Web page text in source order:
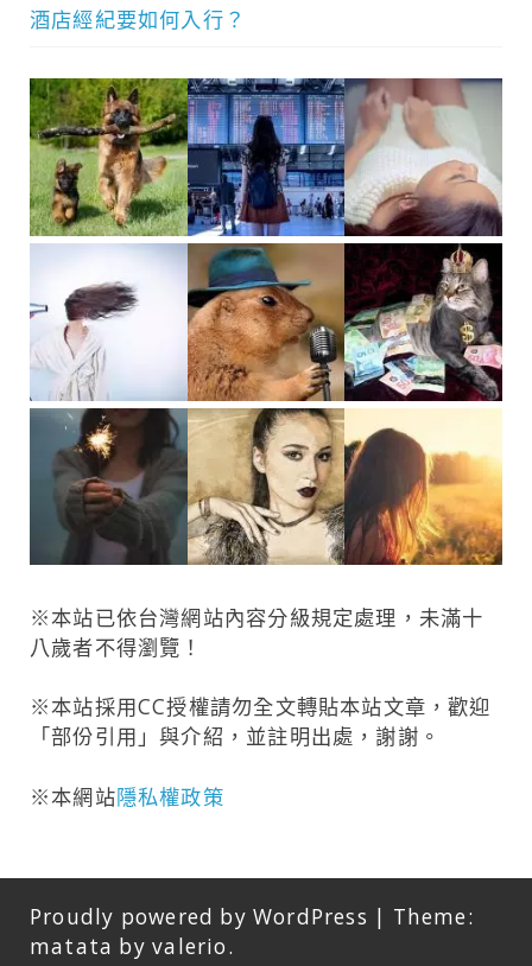
酒店經紀要如何入行？
※本站已依台灣網站內容分級規定處理，未滿十
八歲者不得瀏覽！
※本站採用CC授權請勿全文轉貼本站文章，歡迎
「部份引用」與介紹，並註明出處，謝謝。
※本網站隱私權政策
Proudly powered by WordPress | Theme:
matata byvalerio.